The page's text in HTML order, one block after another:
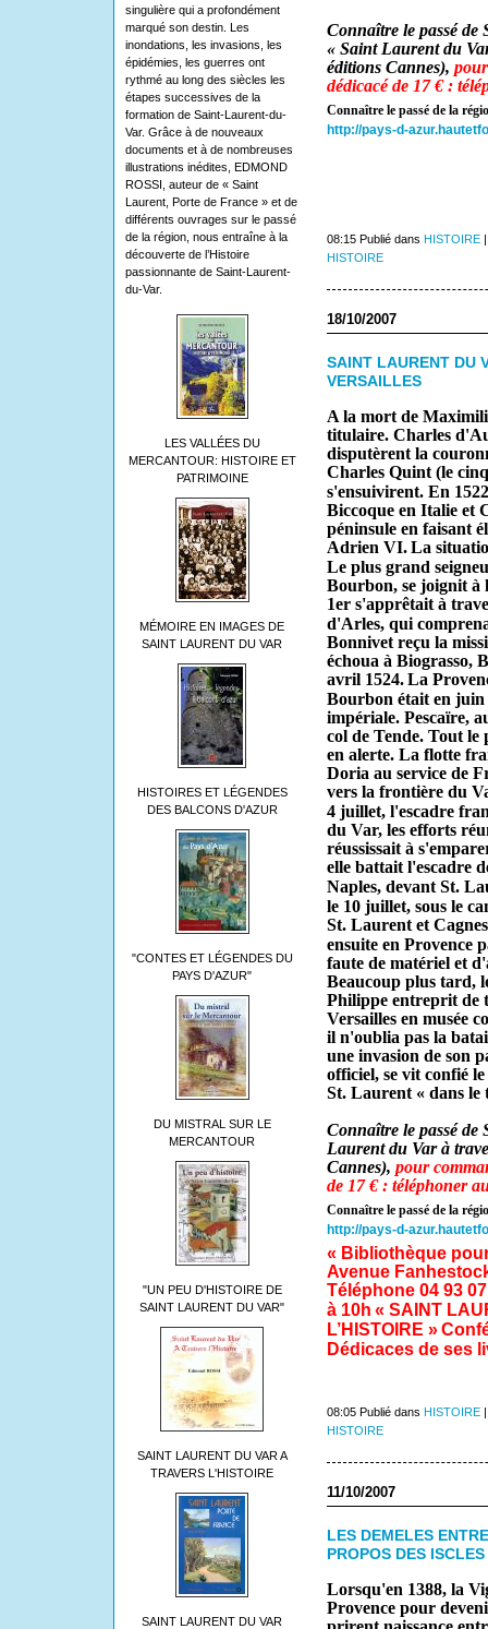
singulière qui a profondément
marqué son destin. Les
inondations, les invasions, les
épidémies, les guerres ont
rythmé au long des siècles les
étapes successives de la
formation de Saint-Laurent-du-
Var. Grâce à de nouveaux
documents et à de nombreuses
illustrations inédites, EDMOND
ROSSI, auteur de « Saint
Laurent, Porte de France » et de
différents ouvrages sur le passé
de la région, nous entraîne à la
découverte de l’Histoire
passionnante de Saint-Laurent-
du-Var.
LES VALLÉES DU
MERCANTOUR: HISTOIRE ET
PATRIMOINE
MÉMOIRE EN IMAGES DE
SAINT LAURENT DU VAR
HISTOIRES ET LÉGENDES
DES BALCONS D'AZUR
"CONTES ET LÉGENDES DU
PAYS D'AZUR"
DU MISTRAL SUR LE
MERCANTOUR
"UN PEU D'HISTOIRE DE
SAINT LAURENT DU VAR"
SAINT LAURENT DU VAR A
TRAVERS L'HISTOIRE
SAINT LAURENT DU VAR
Connaître le passé
« Saint Laurent du
éditions Cannes),
dédicacé de 17 € :
Connaître le passé de la
http://pays-d-
08:15 Publié dans HISTOIRE
HISTOIRE
18/10/2007
SAINT LAURENT DU
VERSAILLES
A la mort de
titulaire. Charles
disputèrent la
Charles Quint (le
s'ensuivirent. En
Biccoque en Italie et
péninsule en faisant
Adrien VI. La
Le plus grand
Bourbon, se joignit à
1er s'apprêtait à
d'Arles, qui
Bonnivet reçu la
échoua à Biograsso,
avril 1524. La
Bourbon était en juin
impériale. Pescaïre,
col de Tende. Tout le
en alerte. La flotte
Doria au service de
vers la frontière du
4 juillet, l'escadre
du Var, les efforts
réussissait à
elle battait l'escadre
Naples, devant St.
le 10 juillet, sous le
St. Laurent et Cagnes
ensuite en Provence
faute de matériel et
Beaucoup plus tard,
Philippe entreprit de
Versailles en musée
il n'oublia pas la
une invasion de son
officiel, se vit confié
St. Laurent « dans le
Connaître le passé
Laurent du Var à
Cannes), pour
de 17 € : téléphoner
Connaître le passé de la
http://pays-d-
« Bibliothèque
Avenue
Téléphone 04 93 07
à 10h « SAINT
L’HISTOIRE »
Dédicaces de ses
08:05 Publié dans HISTOIRE
HISTOIRE
11/10/2007
LES DEMELES
PROPOS DES ISCLES
Lorsqu'en 1388, la
Provence pour